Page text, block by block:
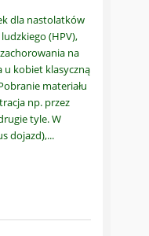
dla nastolatków
(HPV),
na
u kobiet klasyczną
materiału
np. przez
tyle. W
dojazd),